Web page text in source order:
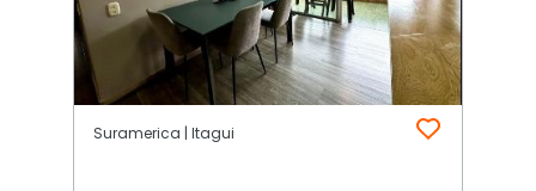
Suramerica | Itagui